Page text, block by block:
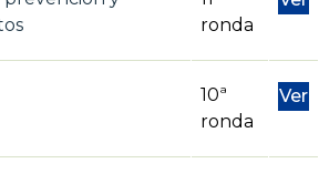
ronda
10ª
ronda
Ver